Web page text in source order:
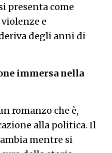
presenta come
e
degli anni di
immersa nella
romanzo che è,
alla politica. Il
mentre si